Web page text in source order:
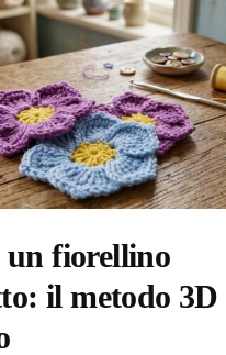
un fiorellino
il metodo 3D